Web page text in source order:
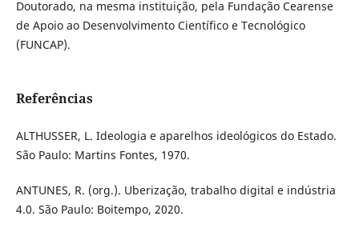
Doutorado, na mesma instituição, pela Fundação Cearense
de Apoio ao Desenvolvimento Científico e Tecnológico
(FUNCAP).
Referências
ALTHUSSER, L. Ideologia e aparelhos ideológicos do Estado.
São Paulo: Martins Fontes, 1970.
ANTUNES, R. (org.). Uberização, trabalho digital e indústria
4.0. São Paulo: Boitempo, 2020.